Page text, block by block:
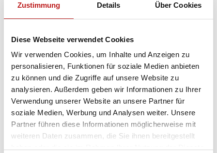
Zustimmung Details Über Cookies
Diese Webseite verwendet Cookies
Wir verwenden Cookies, um Inhalte und Anzeigen zu
personalisieren, Funktionen für soziale Medien anbieten
zu können und die Zugriffe auf unsere Website zu
analysieren. Außerdem geben wir Informationen zu Ihrer
Verwendung unserer Website an unsere Partner für
soziale Medien, Werbung und Analysen weiter. Unsere
Partner führen diese Informationen möglicherweise mit
weiteren Daten zusammen, die Sie ihnen bereitgestellt
Balkontüren von TMP erfüllen den gleichen
Qualitätsanspruch wie TMP Fenster: stabile Profile,
Selbstverständlich bauen wir Ihre Balkontür auch
barrierefrei mit Nullstelle. Sie können mit
energieeffizienter Dreifach-Verglasung sowie
Sicherheitsbeschlägen und -verglasungen ausgestattet
werden. Beim Design können Sie aus über 50 Dekoren
wählen. Bei Aluminiumtüren stehen sogar über 200
RAL-Farbtöne zur Auswahl.